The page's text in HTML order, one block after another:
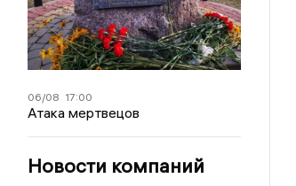
06/08 17:00
Атака мертвецов
Новости компаний